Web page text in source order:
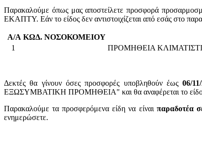
Παρακαλούμε όπως μας αποστείλετε προσφορά
ΕΚΑΠΤΥ. Εάν το είδος δεν αντιστοιχίζεται από εσάς στο
Α/Α ΚΩΔ. ΝΟΣΟΚΟΜΕΙΟΥ
1
ΠΡΟΜΗΘΕΙΑ
Δεκτές θα γίνουν όσες προσφορές υποβληθούν έως06/
ΕΞΩΣΥΜΒΑΤΙΚΗ ΠΡΟΜΗΘΕΙΑ" και θα αναφέρεται το είδος
Παρακαλούμε τα προσφερόμενα είδη να είναι παραδοτέα
ενημερώσετε.